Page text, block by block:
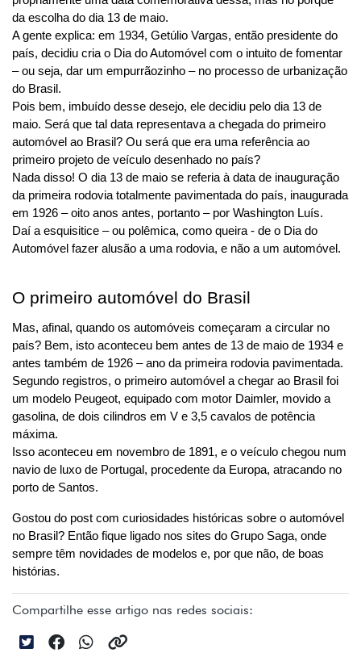
da escolha do dia 13 de maio.
A gente explica: em 1934, Getúlio Vargas, então presidente do
país, decidiu cria o Dia do Automóvel com o intuito de fomentar
– ou seja, dar um empurrãozinho – no processo de urbanização
do Brasil.
Pois bem, imbuído desse desejo, ele decidiu pelo dia 13 de
maio. Será que tal data representava a chegada do primeiro
automóvel ao Brasil? Ou será que era uma referência ao
primeiro projeto de veículo desenhado no país?
Nada disso! O dia 13 de maio se referia à data de inauguração
da primeira rodovia totalmente pavimentada do país, inaugurada
em 1926 – oito anos antes, portanto – por Washington Luís.
Daí a esquisitice – ou polêmica, como queira - de o Dia do
Automóvel fazer alusão a uma rodovia, e não a um automóvel.
O primeiro automóvel do Brasil
Mas, afinal, quando os automóveis começaram a circular no
país? Bem, isto aconteceu bem antes de 13 de maio de 1934 e
antes também de 1926 – ano da primeira rodovia pavimentada.
Segundo registros, o primeiro automóvel a chegar ao Brasil foi
um modelo Peugeot, equipado com motor Daimler, movido a
gasolina, de dois cilindros em V e 3,5 cavalos de potência
máxima.
Isso aconteceu em novembro de 1891, e o veículo chegou num
navio de luxo de Portugal, procedente da Europa, atracando no
porto de Santos.
Gostou do post com curiosidades históricas sobre o automóvel
no Brasil? Então fique ligado nos sites do Grupo Saga, onde
sempre têm novidades de modelos e, por que não, de boas
histórias.
Compartilhe esse artigo nas redes sociais: